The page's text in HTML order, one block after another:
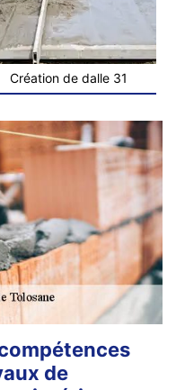
Création de dalle 31
de